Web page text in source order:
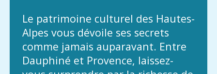
Le patrimoine culturel des Hautes-
Alpes vous dévoile ses secrets
comme jamais auparavant. Entre
Dauphiné et Provence, laissez-